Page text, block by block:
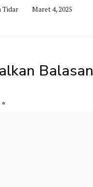
Tidar Maret 4, 2025
Balasan
*